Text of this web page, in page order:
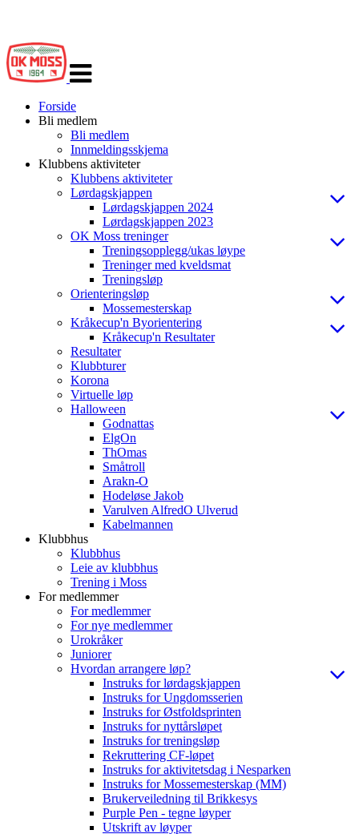
navigasjon
Forside
Bli medlem
Bli medlem
Innmeldingsskjema
Klubbens aktiviteter
Klubbens aktiviteter
Lørdagskjappen
Lørdagskjappen 2024
Lørdagskjappen 2023
OK Moss treninger
Treningsopplegg/ukas løype
Treninger med kveldsmat
Treningsløp
Orienteringsløp
Mossemesterskap
Kråkecup'n Byorientering
Kråkecup'n Resultater
Resultater
Klubbturer
Korona
Virtuelle løp
Halloween
Godnattas
ElgOn
ThOmas
Småtroll
Arakn-O
Hodeløse Jakob
Varulven AlfredO Ulverud
Kabelmannen
Klubbhus
Klubbhus
Leie av klubbhus
Trening i Moss
For medlemmer
For medlemmer
For nye medlemmer
Urokråker
Juniorer
Hvordan arrangere løp?
Instruks for lørdagskjappen
Instruks for Ungdomsserien
Instruks for Østfoldsprinten
Instruks for nyttårsløpet
Instruks for treningsløp
Rekruttering CF-løpet
Instruks for aktivitetsdag i Nesparken
Instruks for Mossemesterskap (MM)
Brukerveiledning til Brikkesys
Purple Pen - tegne løyper
Utskrift av løyper